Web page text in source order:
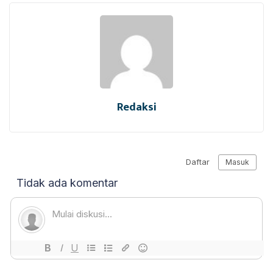
Redaksi